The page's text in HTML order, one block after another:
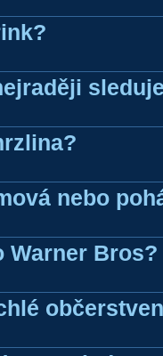
nebo
Warner Bros?